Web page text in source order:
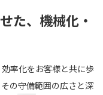
た、 機械化・
率化をお客様と共に歩
の守備範囲の広さと深